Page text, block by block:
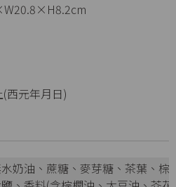
西元年月日)
奶油、蔗糖、麥芽糖、茶葉、